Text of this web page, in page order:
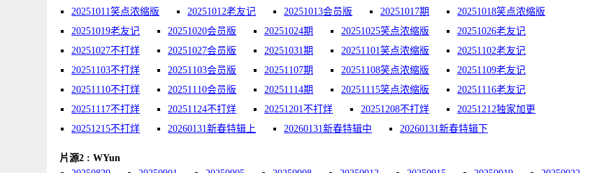
20251011笑点浓缩版
20251012老友记 20251013会员版 20251017期
20251018笑点浓缩版
20251019老友记
20251020会员版 20251024期 20251025笑点浓缩版
20251026老友记
20251027不打烊
20251027会员版 20251031期 20251101笑点浓缩版
20251102老友记
20251103不打烊
20251103会员版 20251107期 20251108笑点浓缩版
20251109老友记
20251110不打烊
20251110会员版 20251114期 20251115笑点浓缩版
20251116老友记
20251117不打烊
20251124不打烊 20251201不打烊 20251208不打烊
20251212独家加更
20251215不打烊
20260131新春特辑上 20260131新春特辑中 20260131新春特辑下
片源2 : WYun